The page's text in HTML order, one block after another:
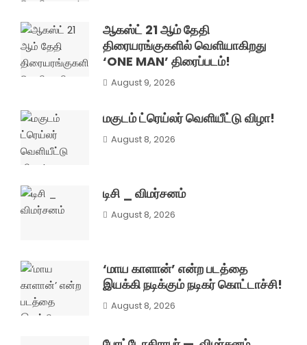
ஆகஸ்ட் 21 ஆம் தேதி
திரையரங்குகளில் வெளியாகிறது
‘ONE MAN’ திரைப்படம்!
August 9, 2026
மகுடம் ட்ரெய்லர் வெளியீட்டு விழா!
August 8, 2026
டிசி _ விமர்சனம்
August 8, 2026
‘மாய காளான்’ என்ற படத்தை
இயக்கி நடிக்கும் நடிகர் கொட்டாச்சி!
August 8, 2026